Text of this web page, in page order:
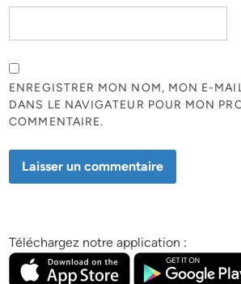
ENREGISTRER MON NOM, MON E-
DANS LE NAVIGATEUR POUR MON
COMMENTAIRE.
Téléchargez notre application :